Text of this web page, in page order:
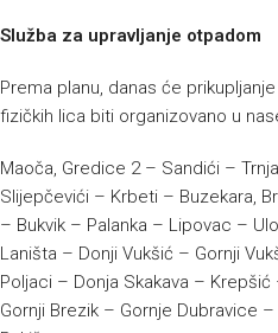
Služba za upravljanje otpadom
Prema planu, danas će
fizičkih lica biti organizovano u
Maoča, Gredice 2 – Sandići –
Slijepčevići – Krbeti – Buzekara,
– Bukvik – Palanka – Lipovac –
Laništa – Donji Vukšić – Gornji
Poljaci – Donja Skakava –
Gornji Brezik – Gornje Dubravice